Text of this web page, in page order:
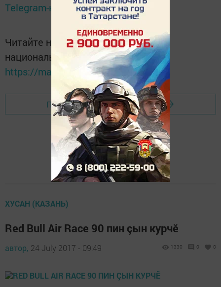
Telegram-каналеТатмедиа
Читайте новости Татарстана в
национальном мессенджере MАХ:
https://max.ru/tatmedia
Перейти на страницу новости
ХУСАН (КАЗАНЬ)
Red Bull Air Race 90 пин çын курчӗ
автор, 24 July 2017 - 09:49 1330 0 0